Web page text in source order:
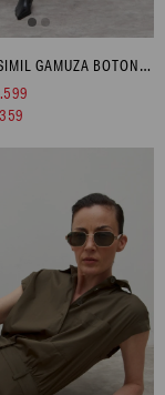
CHAQUETA SIMIL GAMUZA BOTONES METÁLICOS - ROJO